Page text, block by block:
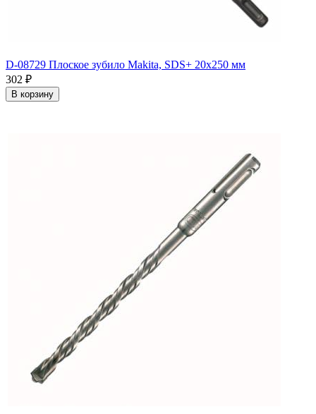
D-08729 Плоское зубило Makita, SDS+ 20х250 мм
302 ₽
В корзину